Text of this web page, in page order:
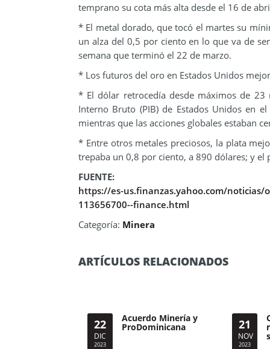
temprano su cota más alta desde el 16 de
* El metal dorado, que tocó el martes su
un alza del 0,5 por ciento en lo que va de
semana que terminó el 22 de marzo.
* Los futuros del oro en Estados Unidos
* El dólar retrocedía desde máximos de
Interno Bruto (PIB) de Estados Unidos en
mientras que las acciones globales estaban
* Entre otros metales preciosos, la plata
trepaba un 0,8 por ciento, a 890 dólares; y
FUENTE:
https://es-us.finanzas.yahoo.com/noticias/
113656700--finance.html
Categoría: Minera
ARTÍCULOS RELACIONADOS
22
DIC
2023
Acuerdo Minería y
ProDominicana 21
NOV
2023